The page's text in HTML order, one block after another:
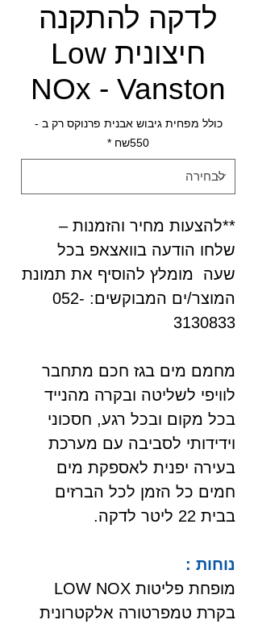
לדקה להתקנה
חיצונית Low
NOx - Vanston
כולל מפחית גיבוש אבנית פרנוקס רק ב -
550שח
*
**להצעות מחיר והזמנות –
שלחו הודעה בוואצאפ בכל
שעה מומלץ להוסיף את תמונת
המוצר/ים המבוקשים: 052-
3130833
מחמם מים בגז חכם מתחבר
לוויפי לשליטה ובקרה מהנייד
בכל מקום ובכל רגע, חסכוני
וידידותי לסביבה עם מערכת
בעירה יפנית לאספקת מים
חמים כל הזמן לכל הברזים
בבית 22 ליטר לדקה.
נוחות :
מופחת פליטות LOW NOX
בקרת טמפרטורה אלקטרונית